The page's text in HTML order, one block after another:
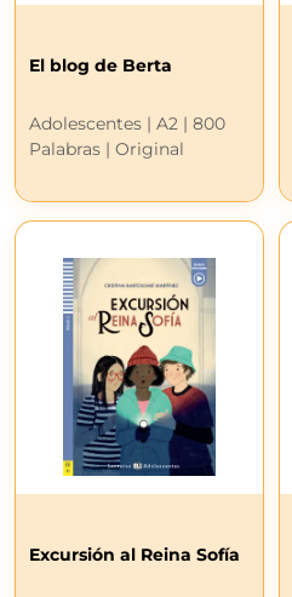
El blog de Berta
Adolescentes | A2 | 800
Palabras | Original
Excursión al Reina Sofía